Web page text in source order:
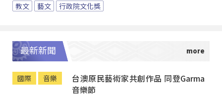
教文 藝文 行政院文化獎
最新新聞
國際 音樂
台澳原民藝術家共創作品 同登Garma
音樂節